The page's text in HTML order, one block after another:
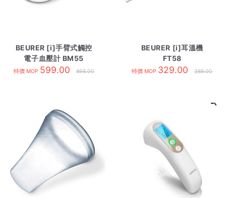
BEURER [i]手臂式觸控
電子血壓計 BM55
特價 MOP 599.00 898.00
BEURER [i]耳溫機
FT58
特價 MOP 329.00 388.00